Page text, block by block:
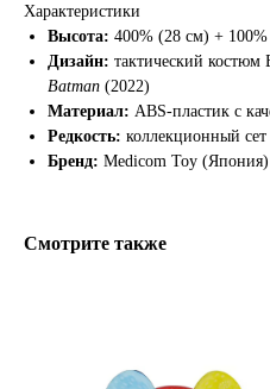
Характеристики
Высота: 400% (28 см) +
Дизайн: тактический костюм
Batman (2022)
Материал: ABS-пластик с
Редкость: коллекционный
Бренд: Medicom Toy (Япония)
Смотрите также